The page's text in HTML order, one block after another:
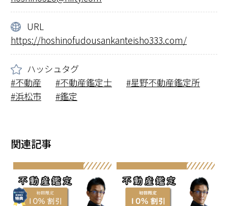
URL
https://hoshinofudousankanteisho333.com/
ハッシュタグ
不動産
不動産鑑定士
星野不動産鑑定所
浜松市
鑑定
関連記事